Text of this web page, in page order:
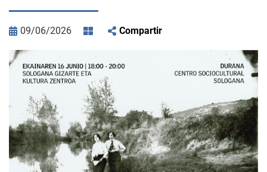
09/06/2026 Compartir